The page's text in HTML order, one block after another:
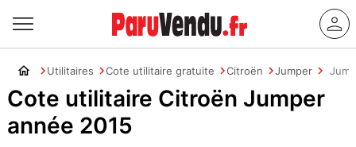
Utilitaires Cote utilitaire gratuite Citroën Jumper
Cote utilitaire Citroën Jumper
année 2015